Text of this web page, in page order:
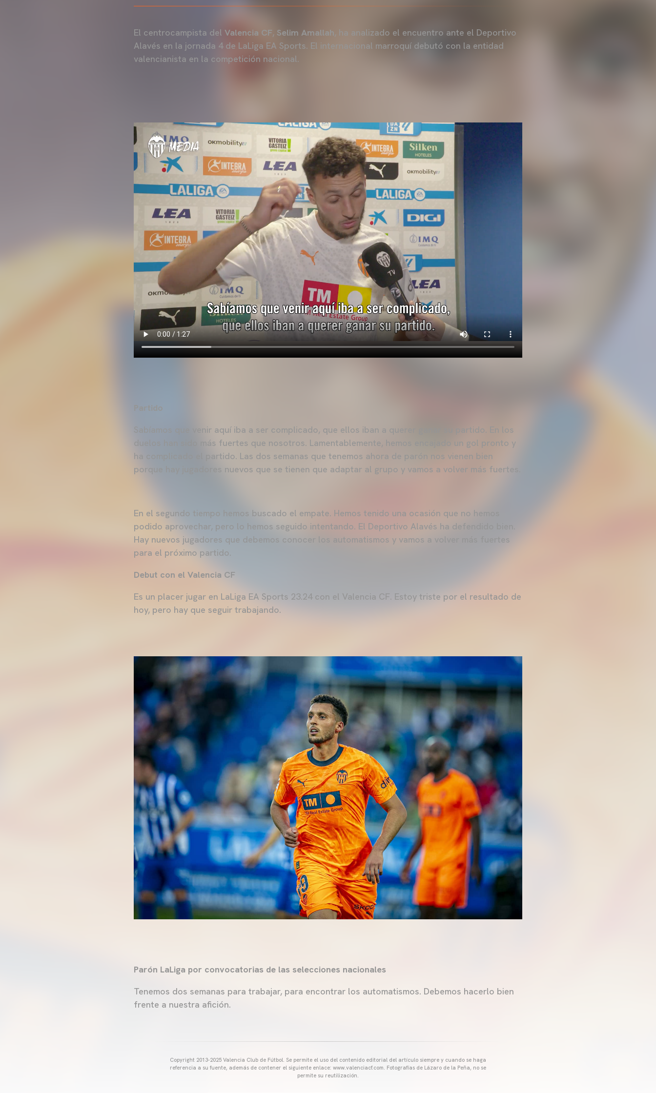
El centrocampista del Valencia CF, Selim Amallah, ha analizado el encuentro ante el Deportivo
Alavés en la jornada 4 de LaLiga EA Sports. El internacional marroquí debutó con la entidad
valencianista en la competición nacional.
Partido
Sabíamos que venir aquí iba a ser complicado, que ellos iban a querer ganar su partido. En los
duelos han sido más fuertes que nosotros. Lamentablemente, hemos encajado un gol pronto y
ha complicado el partido. Las dos semanas que tenemos ahora de parón nos vienen bien
porque hay jugadores nuevos que se tienen que adaptar al grupo y vamos a volver más fuertes.
En el segundo tiempo hemos buscado el empate. Hemos tenido una ocasión que no hemos
podido aprovechar, pero lo hemos seguido intentando. El Deportivo Alavés ha defendido bien.
Hay nuevos jugadores que debemos conocer los automatismos y vamos a volver más fuertes
para el próximo partido.
Debut con el Valencia CF
Es un placer jugar en LaLiga EA Sports 23.24 con el Valencia CF. Estoy triste por el resultado de
hoy, pero hay que seguir trabajando.
Parón LaLiga por convocatorias de las selecciones nacionales
Tenemos dos semanas para trabajar, para encontrar los automatismos. Debemos hacerlo bien
frente a nuestra afición.
Copyright 2013-2025 Valencia Club de Fútbol. Se permite el uso del contenido editorial del artículo siempre y cuando se haga
referencia a su fuente, además de contener el siguiente enlace: www.valenciacf.com. Fotografías de Lázaro de la Peña, no se
permite su reutilización.